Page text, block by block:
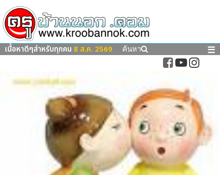
เนื้อหาดีๆสำหรับทุกคน 8 ส.ค. 2569 ค้นหา ☰